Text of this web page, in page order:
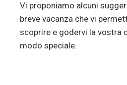
Vi proponiamo alcuni
breve vacanza che vi
scoprire e godervi la vostra
modo speciale.